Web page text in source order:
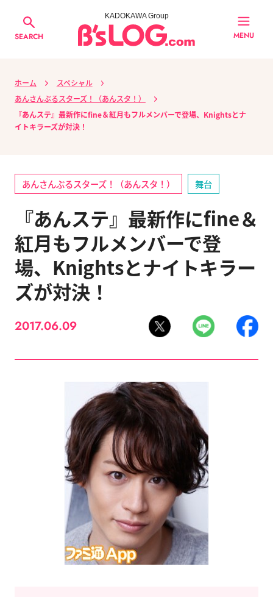
SEARCH
KADOKAWA Group
MENU
ホーム
スペシャル
あんさんぶるスターズ！（あんスタ！）
『あんステ』最新作にfine＆紅月もフルメンバーで登場、Knightsとナ
イトキラーズが対決！
あんさんぶるスターズ！（あんスタ！） 舞台
『あんステ』最新作にfine＆
紅月もフルメンバーで登
場、Knightsとナイトキラー
ズが対決！
2017.06.09